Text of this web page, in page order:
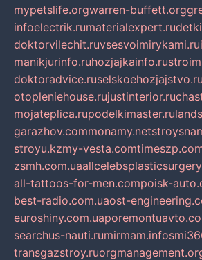
mypetslife.orgwarren-buffett.org
infoelectrik.rumaterialexpert.ru
doktorvilechit.ruvsesvoimirykami.ru
manikjurinfo.ruhozjajkainfo.ru
doktoradvice.ruselskoehozjajstvo.ru
otopleniehouse.rujustinterior.ru
mojateplica.rupodelkimaster.ru
garazhov.commonamy.net
stroyu.kzmy-vesta.com
zsmh.com.ua
all-tattoos-for-men.compoisk-
best-radio.com.uaost-
euroshiny.com.ua
searchus-nauti.rumirmam.info
transgazstroy.ru